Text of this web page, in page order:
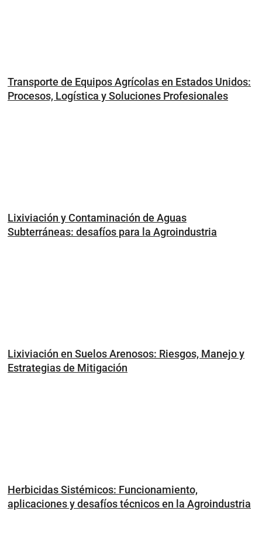
Transporte de Equipos Agrícolas en Estados Unidos:
Procesos, Logística y Soluciones Profesionales
Lixiviación y Contaminación de Aguas
Subterráneas: desafíos para la Agroindustria
Lixiviación en Suelos Arenosos: Riesgos, Manejo y
Estrategias de Mitigación
Herbicidas Sistémicos: Funcionamiento,
aplicaciones y desafíos técnicos en la Agroindustria